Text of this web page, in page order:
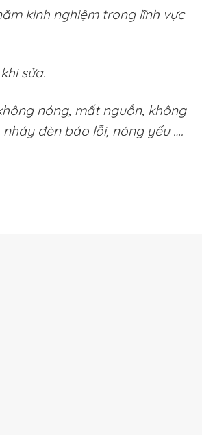
kinh nghiệm trong lĩnh vực
sửa.
nóng, mất nguồn, không
đèn báo lỗi, nóng yếu ….